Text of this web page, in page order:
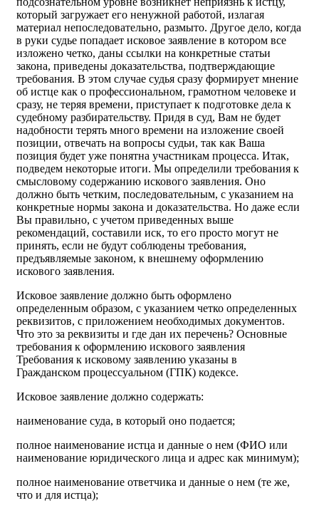
который загружает его ненужной работой, излагая
материал непоследовательно, размыто. Другое дело, когда
в руки судье попадает исковое заявление в котором все
изложено четко, даны ссылки на конкретные статьи
закона, приведены доказательства, подтверждающие
требования. В этом случае судья сразу формирует мнение
об истце как о профессиональном, грамотном человеке и
сразу, не теряя времени, приступает к подготовке дела к
судебному разбирательству. Придя в суд, Вам не будет
надобности терять много времени на изложение своей
позиции, отвечать на вопросы судьи, так как Ваша
позиция будет уже понятна участникам процесса. Итак,
подведем некоторые итоги. Мы определили требования к
смысловому содержанию искового заявления. Оно
должно быть четким, последовательным, с указанием на
конкретные нормы закона и доказательства. Но даже если
Вы правильно, с учетом приведенных выше
рекомендаций, составили иск, то его просто могут не
принять, если не будут соблюдены требования,
предъявляемые законом, к внешнему оформлению
искового заявления.
Исковое заявление должно быть оформлено
определенным образом, с указанием четко определенных
реквизитов, с приложением необходимых документов.
Что это за реквизиты и где дан их перечень? Основные
требования к оформлению искового заявления
Требования к исковому заявлению указаны в
Гражданском процессуальном (ГПК) кодексе.
Исковое заявление должно содержать:
наименование суда, в который оно подается;
полное наименование истца и данные о нем (ФИО или
наименование юридического лица и адрес как минимум);
полное наименование ответчика и данные о нем (те же,
что и для истца);